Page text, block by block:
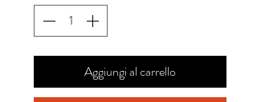
Aggiungi al carrello